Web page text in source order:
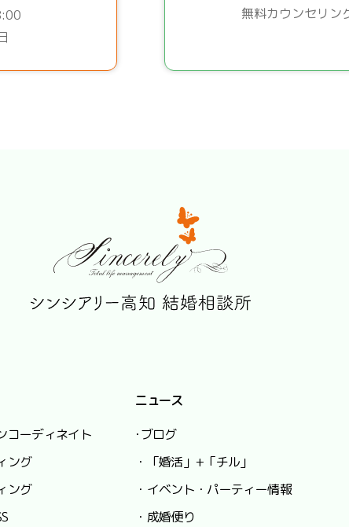
無料カウンセリン
コーディネイト
ング
ング
ニュース
･ブログ
・「婚活」+「チル」
・イベント・パーティー情報
・成婚便り